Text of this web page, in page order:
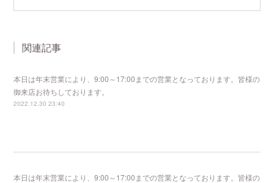
関連記事
本日は年末営業により、9:00～17:00までの営業となっております。皆様の
御来店お待ちしております。
2022.12.30 23:40
本日は年末営業により、9:00～17:00までの営業となっております。皆様の